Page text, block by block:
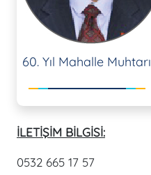
60. Yıl Mahalle Muhtarı
İLETİŞİM BİLGİSİ:
0532 665 17 57